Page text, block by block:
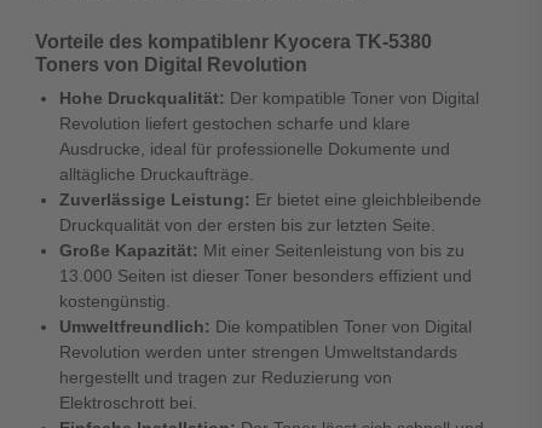
Vorteile des kompatiblenr Kyocera TK-5380
Toners von Digital Revolution
Hohe Druckqualität: Der kompatible Toner von Digital
Revolution liefert gestochen scharfe und klare
Ausdrucke, ideal für professionelle Dokumente und
alltägliche Druckaufträge.
Zuverlässige Leistung: Er bietet eine gleichbleibende
Druckqualität von der ersten bis zur letzten Seite.
Große Kapazität: Mit einer Seitenleistung von bis zu
13.000 Seiten ist dieser Toner besonders effizient und
kostengünstig.
Umweltfreundlich: Die kompatiblen Toner von Digital
Revolution werden unter strengen Umweltstandards
hergestellt und tragen zur Reduzierung von
Elektroschrott bei.